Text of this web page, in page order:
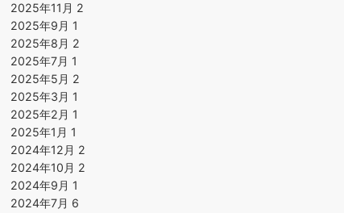
2025年11月 2
2025年9月 1
2025年8月 2
2025年7月 1
2025年5月 2
2025年3月 1
2025年2月 1
2025年1月 1
2024年12月 2
2024年10月 2
2024年9月 1
2024年7月 6